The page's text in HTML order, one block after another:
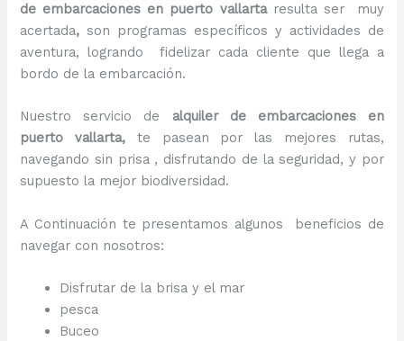
de embarcaciones en puerto vallarta resulta ser muy
acertada, son programas específicos y actividades de
aventura, logrando fidelizar cada cliente que llega a
bordo de la embarcación.
Nuestro servicio de alquiler de embarcaciones en
puerto vallarta, te pasean por las mejores rutas,
navegando sin prisa , disfrutando de la seguridad, y por
supuesto la mejor biodiversidad.
A Continuación te presentamos algunos beneficios de
navegar con nosotros:
Disfrutar de la brisa y el mar
pesca
Buceo